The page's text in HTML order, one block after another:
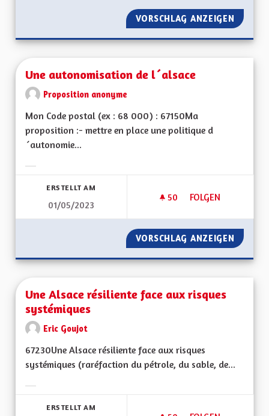
VORSCHLAG ANZEIGEN UNE
Une autonomisation de l´alsace
Proposition anonyme
Mon Code postal (ex : 68 000) : 67150Ma
proposition :- mettre en place une politique d
´autonomie...
ERSTELLT AM
01/05/2023
50 50 FOLLOWER
FOLGEN
UNE
VORSCHLAG ANZEIGEN UNE
Une Alsace résiliente face aux risques
systémiques
Eric Goujot
67230Une Alsace résiliente face aux risques
systémiques (raréfaction du pétrole, du sable, de...
ERSTELLT AM